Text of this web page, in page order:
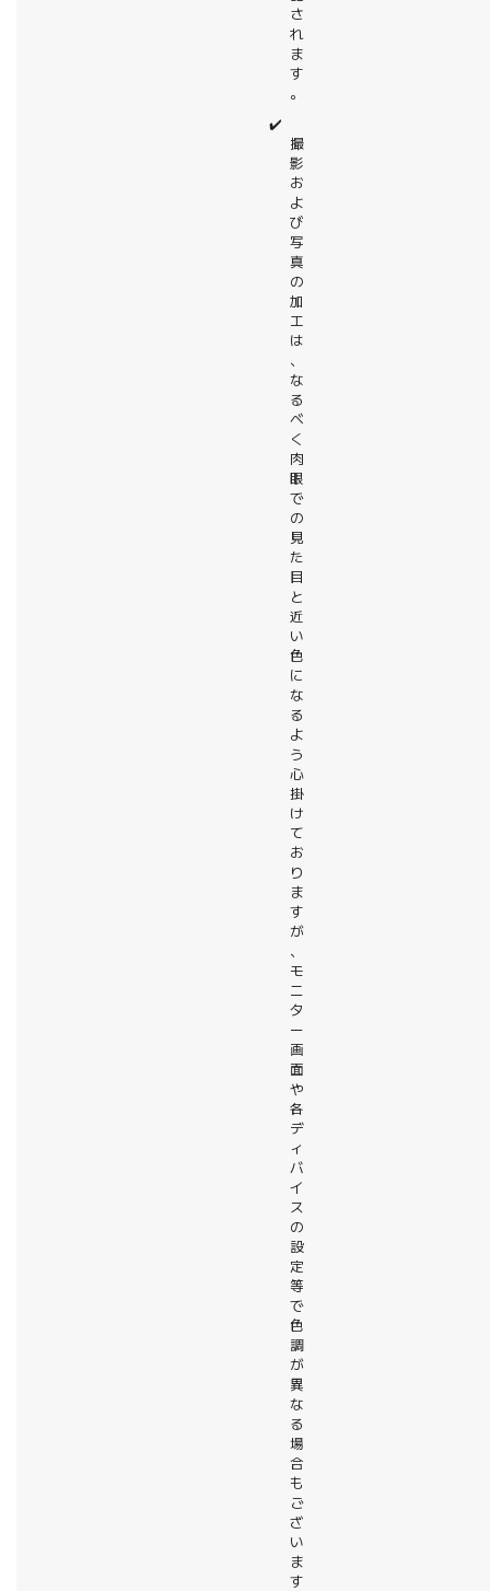
さ
れ
ま
す
。
✔️
撮
影
お
よ
び
写
真
の
加
工
は
、
な
る
べ
く
肉
眼
で
の
見
た
目
と
近
い
色
に
な
る
よ
う
心
掛
け
て
お
り
ま
す
が
、
モ
ニ
タ
ー
画
面
や
各
デ
ィ
バ
イ
ス
の
設
定
等
で
色
調
が
異
な
る
場
合
も
ご
ざ
い
ま
す